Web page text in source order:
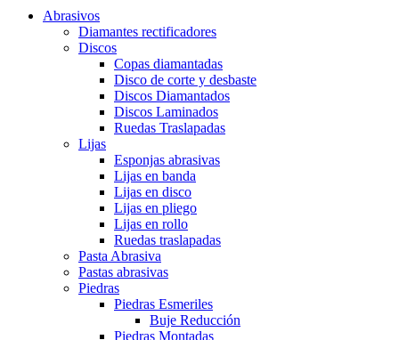
Abrasivos
Diamantes rectificadores
Discos
Copas diamantadas
Disco de corte y desbaste
Discos Diamantados
Discos Laminados
Ruedas Traslapadas
Lijas
Esponjas abrasivas
Lijas en banda
Lijas en disco
Lijas en pliego
Lijas en rollo
Ruedas traslapadas
Pasta Abrasiva
Pastas abrasivas
Piedras
Piedras Esmeriles
Buje Reducción
Piedras Montadas